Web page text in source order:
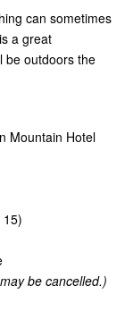
can sometimes
a great
be outdoors the
Mountain Hotel
15)
be cancelled.)